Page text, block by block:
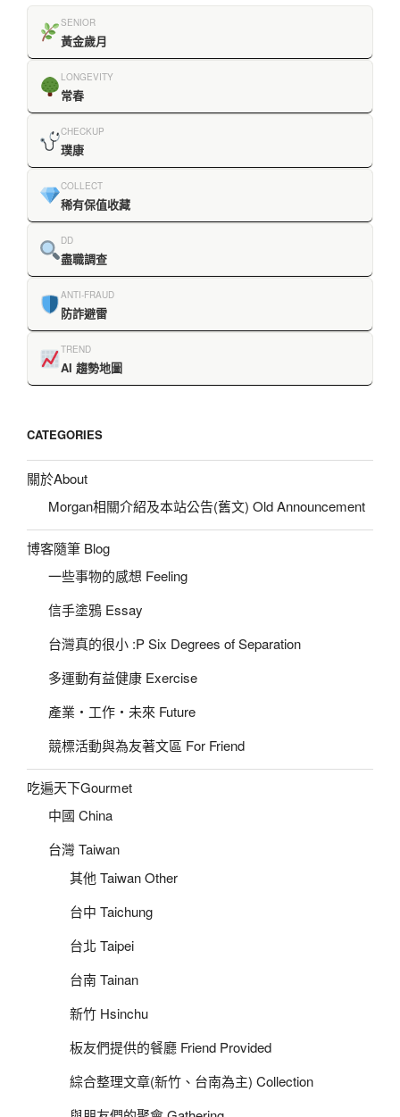
SENIOR
黃金歲月
LONGEVITY
常春
CHECKUP
璞康
COLLECT
稀有保值收藏
DD
盡職調查
ANTI-FRAUD
防詐避雷
TREND
AI 趨勢地圖
CATEGORIES
關於About
Morgan相關介紹及本站公告(舊文) Old Announcement
博客隨筆 Blog
一些事物的感想 Feeling
信手塗鴉 Essay
台灣真的很小 :P Six Degrees of Separation
多運動有益健康 Exercise
產業‧工作‧未來 Future
競標活動與為友著文區 For Friend
吃遍天下Gourmet
中國 China
台灣 Taiwan
其他 Taiwan Other
台中 Taichung
台北 Taipei
台南 Tainan
新竹 Hsinchu
板友們提供的餐廳 Friend Provided
綜合整理文章(新竹、台南為主) Collection